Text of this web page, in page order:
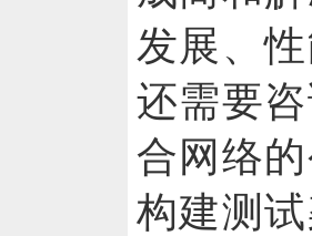
发展、
还需要
合网络
构建测